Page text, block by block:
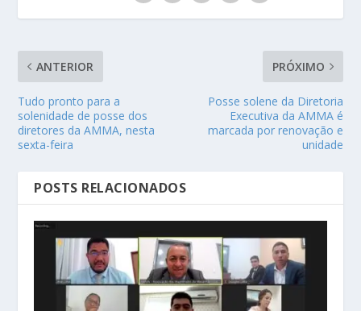
ANTERIOR
Tudo pronto para a
solenidade de posse dos
diretores da AMMA, nesta
sexta-feira
PRÓXIMO
Posse solene da Diretoria
Executiva da AMMA é
marcada por renovação e
unidade
POSTS RELACIONADOS